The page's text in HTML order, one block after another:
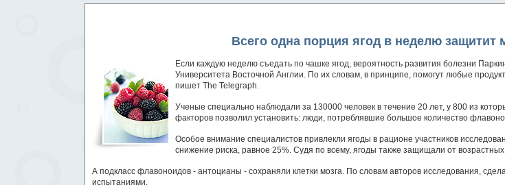
Всего одна порция ягод в неделю защитит
Если каждую неделю съедать по чашке ягод, вероятность развития болезни
Университета Восточной Англии. По их словам, в принципе, помогут любые
пишет The Telegraph.
Ученые специально наблюдали за 130000 человек в течение 20 лет, у 800 из
факторов позволил установить: люди, потреблявшие большое количество
Особое внимание специалистов привлекли ягоды в рационе участников
снижение риска, равное 25%. Судя по всему, ягоды также защищали от
А подкласс флавоноидов - антоцианы - сохраняли клетки мозга. По словам авторов исследования,
испытаниями.